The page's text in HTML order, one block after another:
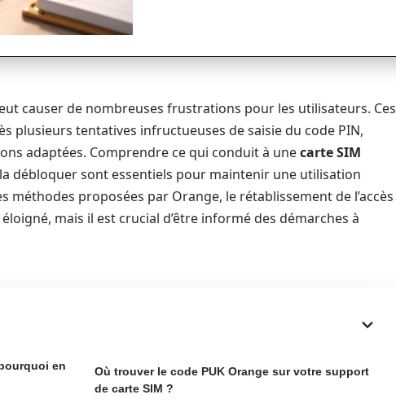
causer de nombreuses frustrations pour les utilisateurs. Ces
plusieurs tentatives infructueuses de saisie du code PIN,
adaptées. Comprendre ce qui conduit à unecarte SIM
débloquer sont essentiels pour maintenir une utilisation
méthodes proposées par Orange, le rétablissement de l’accès
mais il est crucial d’être informé des démarches à
en
Où trouver le code PUK Orange sur votre support
de carte SIM ?